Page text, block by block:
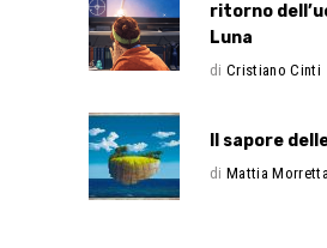
ritorno
Luna
di Cristiano Cinti
Il sapore
di Mattia Morretta